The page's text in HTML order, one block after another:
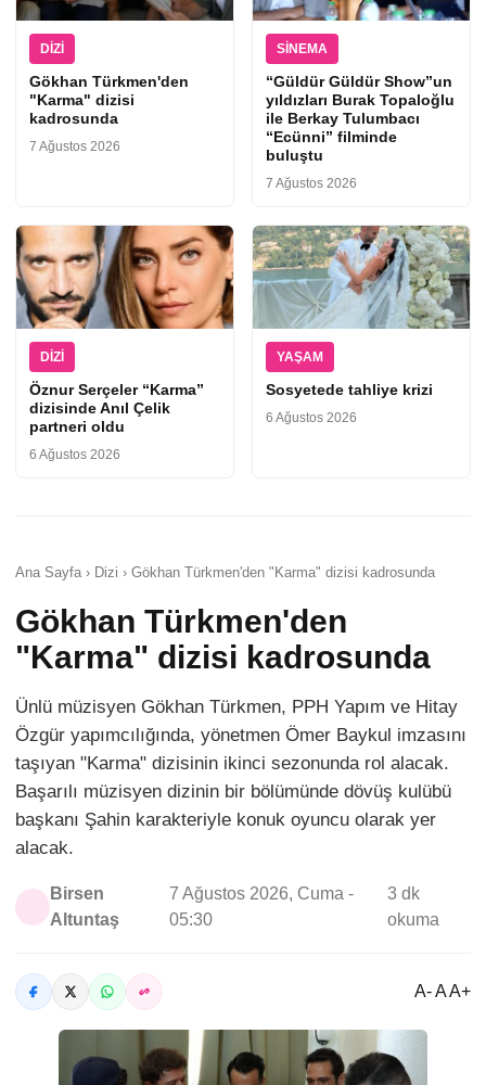
DIZI
Gökhan Türkmen'den
"Karma" dizisi
kadrosunda
7 Ağustos 2026
SINEMA
“Güldür Güldür Show”un
yıldızları Burak Topaloğlu
ile Berkay Tulumbacı
“Ecünni” filminde
buluştu
7 Ağustos 2026
DIZI
Öznur Serçeler “Karma”
dizisinde Anıl Çelik
partneri oldu
6 Ağustos 2026
YAŞAM
Sosyetede tahliye krizi
6 Ağustos 2026
Ana Sayfa › Dizi › Gökhan Türkmen'den "Karma" dizisi kadrosunda
Gökhan Türkmen'den
"Karma" dizisi kadrosunda
Ünlü müzisyen Gökhan Türkmen, PPH Yapım ve Hitay
Özgür yapımcılığında, yönetmen Ömer Baykul imzasını
taşıyan "Karma" dizisinin ikinci sezonunda rol alacak.
Başarılı müzisyen dizinin bir bölümünde dövüş kulübü
başkanı Şahin karakteriyle konuk oyuncu olarak yer
alacak.
Birsen
Altuntaş
7 Ağustos 2026, Cuma -
05:30
3 dk
okuma
A- A A+